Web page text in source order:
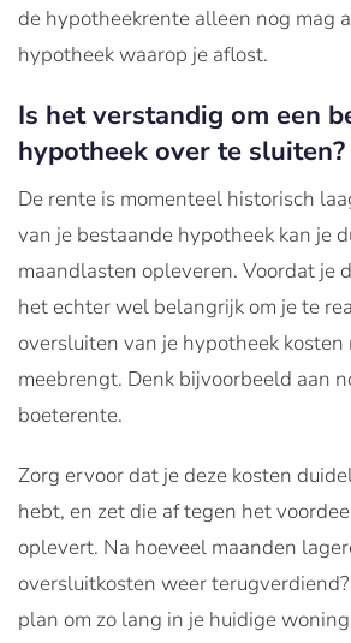
de hypotheekrente alleen nog mag
hypotheek waarop je aflost.
Is het verstandig om een
hypotheek over te sluiten?
De rente is momenteel historisch
van je bestaande hypotheek kan je
maandlasten opleveren. Voordat je
het echter wel belangrijk om je te
oversluiten van je hypotheek kosten
meebrengt. Denk bijvoorbeeld aan
boeterente.
Zorg ervoor dat je deze kosten
hebt, en zet die af tegen het
oplevert. Na hoeveel maanden
oversluitkosten weer
plan om zo lang in je huidige